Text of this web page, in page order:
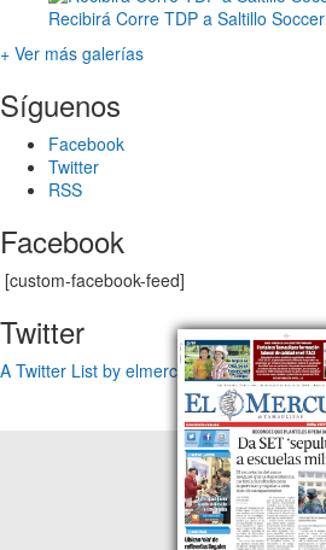
Recibirá Corre TDP a Saltillo Soccer
+ Ver más galerías
Síguenos
Facebook
Twitter
RSS
Facebook
[custom-facebook-feed]
Twitter
A Twitter List by elmercuriotam